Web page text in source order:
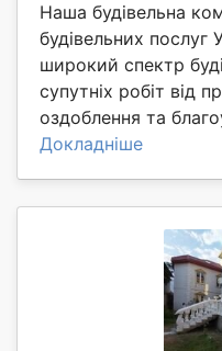
Наша будівельна
будівельних
широкий спектр
супутніх робіт від
оздоблення та
Докладніше